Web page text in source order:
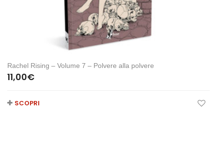
Rachel Rising – Volume 7 – Polvere alla polvere
11,00€
SCOPRI